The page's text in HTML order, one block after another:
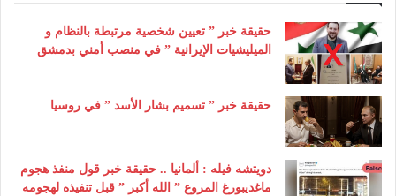
حقيقة خبر ” تعيين شخصية مرتبطة بالنظام و
الميليشيات الإيرانية ” في منصب أمني بدمشق
حقيقة خبر ” تسميم بشار الأسد ” في روسيا
دويتشه فيله : ألمانيا .. حقيقة خبر قول منفذ هجوم
ماغديبورغ المروع ” الله أكبر ” قبل تنفيذه لهجومه